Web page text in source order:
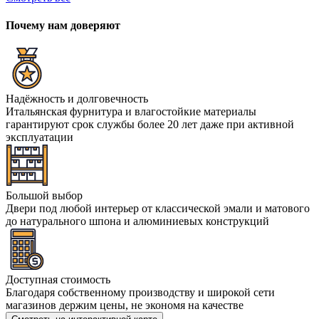
Почему нам доверяют
Надёжность и долговечность
Итальянская фурнитура и влагостойкие материалы
гарантируют срок службы более 20 лет даже при активной
эксплуатации
Большой выбор
Двери под любой интерьер от классической эмали и матового
до натурального шпона и алюминиевых конструкций
Доступная стоимость
Благодаря собственному производству и широкой сети
магазинов держим цены, не экономя на качестве